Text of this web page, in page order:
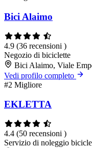
Bici Alaimo
4.9 (36 recensioni )
Negozio di biciclette
Bici Alaimo, Viale
Vedi profilo completo
#2 Migliore
EKLETTA
4.4 (50 recensioni )
Servizio di noleggio